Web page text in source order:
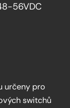
56VDC
určeny pro
switchů